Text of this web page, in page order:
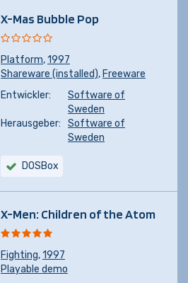
X-Mas Bubble Pop
Platform,1997
Shareware (installed), Freeware
Entwickler:
Software of
Sweden
Herausgeber:
Software of
Sweden
DOSBox
X-Men: Children of the Atom
Fighting,1997
Playable demo